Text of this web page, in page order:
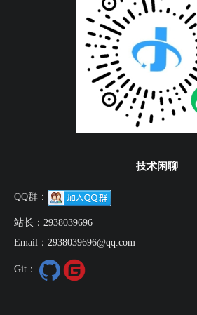
技术闲聊
QQ群：
站长： 2938039696
Email：2938039696@qq.com
Git：